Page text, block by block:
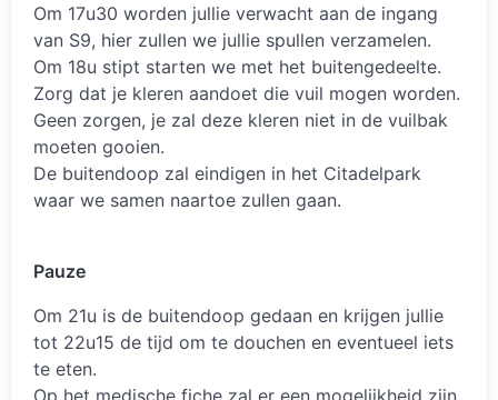
Om 17u30 worden jullie verwacht aan de ingang
van S9, hier zullen we jullie spullen verzamelen.
Om 18u stipt starten we met het buitengedeelte.
Zorg dat je kleren aandoet die vuil mogen worden.
Geen zorgen, je zal deze kleren niet in de vuilbak
moeten gooien.
De buitendoop zal eindigen in het Citadelpark
waar we samen naartoe zullen gaan.
Pauze
Om 21u is de buitendoop gedaan en krijgen jullie
tot 22u15 de tijd om te douchen en eventueel iets
te eten.
Op het medische fiche zal er een mogelijkheid zijn